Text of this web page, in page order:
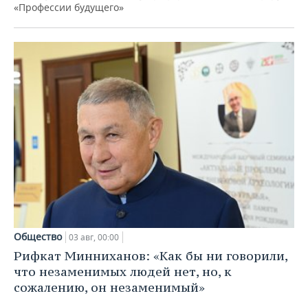
«Профессии будущего»
Общество 03 авг, 00:00
Рифкат Минниханов: «Как бы ни говорили,
что незаменимых людей нет, но, к
сожалению, он незаменимый»